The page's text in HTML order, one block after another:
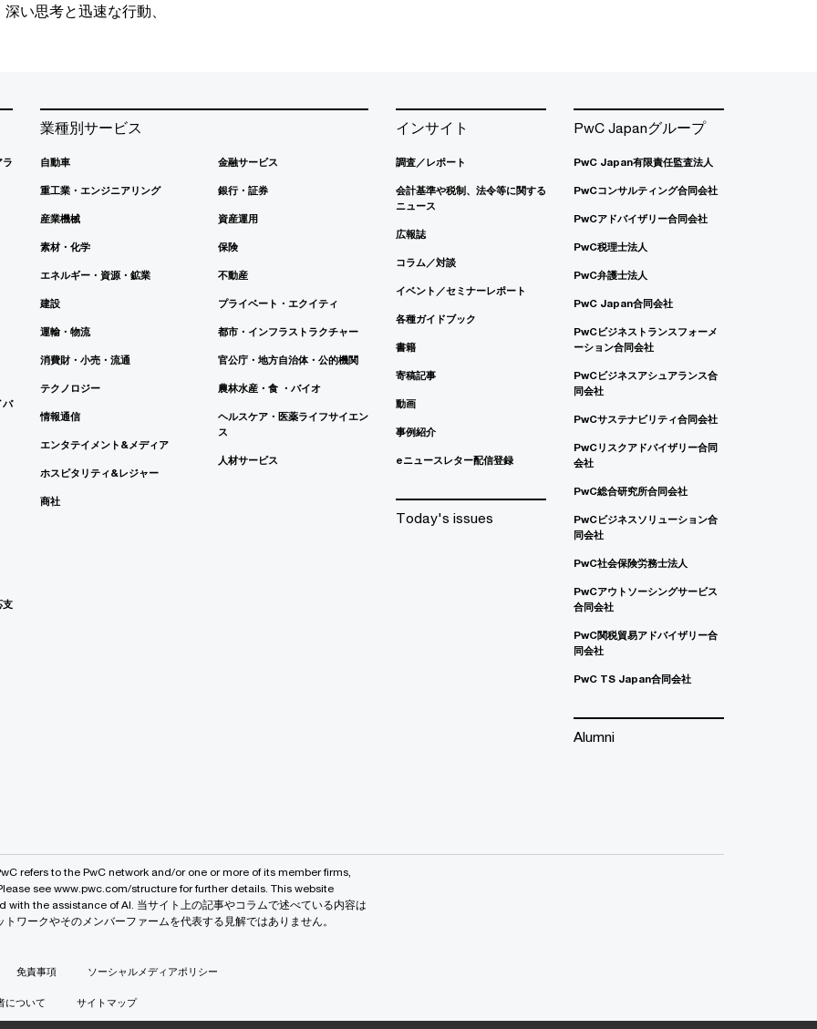
い思考と迅速な行動、
ラ
バ
支
業種別サービス
自動車
重工業・エンジニアリング
産業機械
素材・化学
エネルギー・資源・鉱業
建設
運輸・物流
消費財・小売・流通
テクノロジー
情報通信
エンタテイメント&メディア
ホスピタリティ&レジャー
商社
金融サービス
銀行・証券
資産運用
保険
不動産
プライベート・エクイティ
都市・インフラストラクチャー
官公庁・地方自治体・公的機関
農林水産・食 ・バイオ
ヘルスケア・医薬ライフサイエン
ス
人材サービス
インサイト
調査／レポート
会計基準や税制、法令等に関する
ニュース
広報誌
コラム／対談
イベント／セミナーレポート
各種ガイドブック
書籍
寄稿記事
動画
事例紹介
eニュースレター配信登録
Today's issues
PwC Japanグループ
PwC Japan有限責任監査法人
PwCコンサルティング合同会社
PwCアドバイザリー合同会社
PwC税理士法人
PwC弁護士法人
PwC Japan合同会社
PwCビジネストランスフォーメ
ーション合同会社
PwCビジネスアシュアランス合
同会社
PwCサステナビリティ合同会社
PwCリスクアドバイザリー合同
会社
PwC総合研究所合同会社
PwCビジネスソリューション合
同会社
PwC社会保険労務士法人
PwCアウトソーシングサービス
合同会社
PwC関税貿易アドバイザリー合
同会社
PwC TS Japan合同会社
Alumni
refers to the PwC network and/or one or more of its member firms,
see www.pwc.com/structure for further details. This website
the assistance of AI. 当サイト上の記事やコラムで述べている内容は
ワークやそのメンバーファームを代表する見解ではありません。
免責事項 ソーシャルメディアポリシー
について サイトマップ